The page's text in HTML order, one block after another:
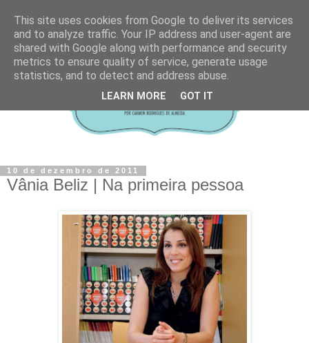
10 de dezembro de 2011
Vânia Beliz | Na primeira pessoa
This site uses cookies from Google to deliver its services
and to analyze traffic. Your IP address and user-agent are
shared with Google along with performance and security
metrics to ensure quality of service, generate usage
statistics, and to detect and address abuse.
LEARN MORE GOT IT